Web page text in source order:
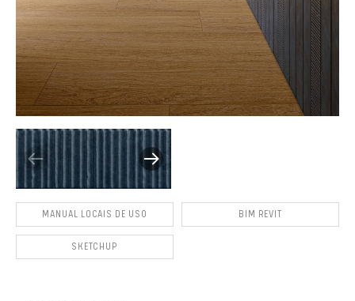
MANUAL LOCAIS DE USO BIM REVIT
SKETCHUP